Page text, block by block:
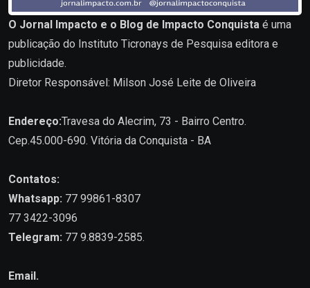
O Jornal Impacto e o Blog de Impacto Conquista é uma
publicação do Instituto Ticronays de Pesquisa editora e
publicidade.
Diretor Responsável: Milson José Leite de Oliveira
Endereço:Travesa do Alecrim, 73 - Bairro Centro.
Cep.45.000-690. Vitória da Conquista - BA
Contatos:
Whatsapp: 77 99861-8307
77 3422-3096
Telegram: 77 9.8839-2585.
Email.